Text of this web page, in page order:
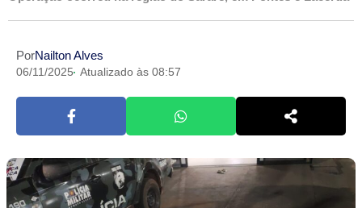
PorNailton Alves
06/11/2025 Atualizado às 08:57